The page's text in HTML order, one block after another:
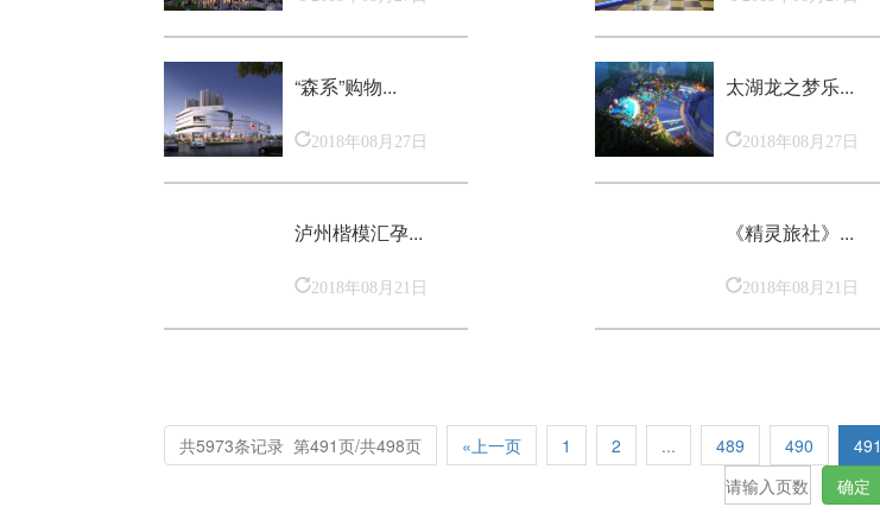
“森系”购物...
2018年08月27日
太湖龙之梦乐...
2018年08月27日
泸州楷模汇孕...
2018年08月21日
《精灵旅社》...
2018年08月21日
共5973条记录 第491页/共498页 «上一页 1 2 ... 489 490 491